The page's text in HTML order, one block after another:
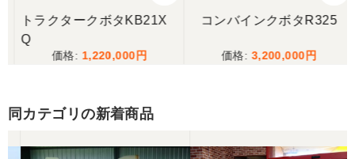
トラクタークボタKB21X
Q
1,220,000
コンバインクボタR325
3,200,000
同カテゴリの新着商品